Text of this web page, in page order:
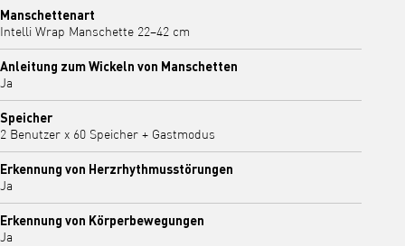
Manschettenart
Intelli Wrap Manschette 22–42 cm
Anleitung zum Wickeln von Manschetten
Ja
Speicher
2 Benutzer x 60 Speicher + Gastmodus
Erkennung von Herzrhythmusstörungen
Ja
Erkennung von Körperbewegungen
Ja